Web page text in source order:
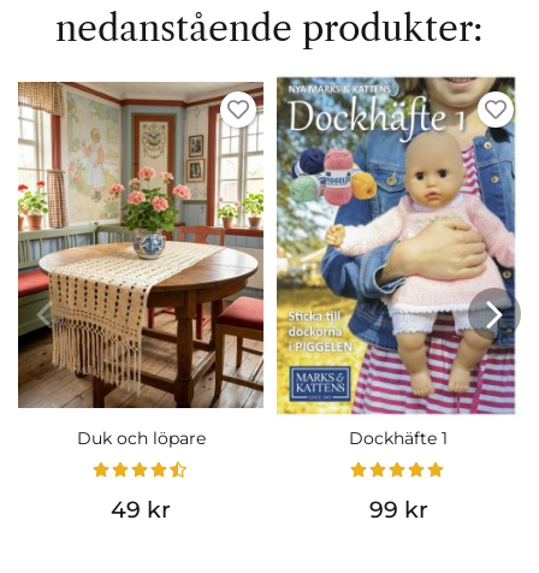
nedanstående produkter:
Duk och löpare
49 kr
Dockhäfte 1
99 kr